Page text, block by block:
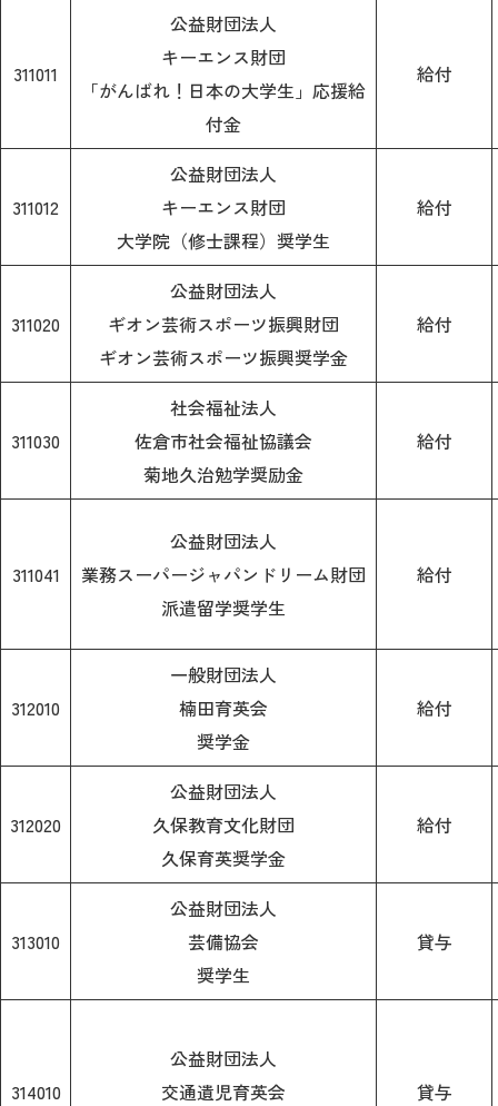
311011
公益財団法人
キーエンス財団
「がんばれ！日本の大学生」応援給
付金
給付
311012
公益財団法人
キーエンス財団
大学院（修士課程）奨学生
給付
311020
公益財団法人
ギオン芸術スポーツ振興財団
ギオン芸術スポーツ振興奨学金
給付
311030
社会福祉法人
佐倉市社会福祉協議会
菊地久治勉学奨励金
給付
311041
公益財団法人
業務スーパージャパンドリーム財団
派遣留学奨学生
給付
312010
一般財団法人
楠田育英会
奨学金
給付
312020
公益財団法人
久保教育文化財団
久保育英奨学金
給付
313010
公益財団法人
芸備協会
奨学生
貸与
314010
公益財団法人
交通遺児育英会
貸与